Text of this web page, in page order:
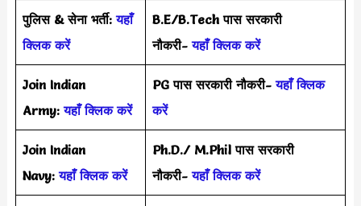
पुलिस & सेना भर्ती: यहाँ
क्लिक करें
B.E/B.Tech पास सरकारी
नौकरी- यहाँ क्लिक करें
Join Indian
Army:यहाँ क्लिक करें
PG पास सरकारी नौकरी- यहाँ क्लिक
करें
Join Indian
Navy:यहाँ क्लिक करें
Ph.D./ M.Phil पास सरकारी
नौकरी- यहाँ क्लिक करें